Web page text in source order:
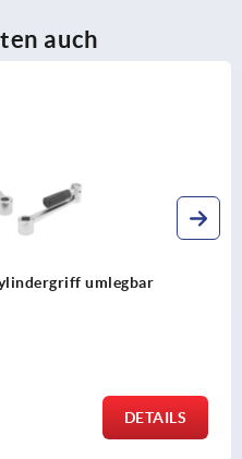
auch
Handkurbeln mit Zylindergriff
zzgl. Versandkosten